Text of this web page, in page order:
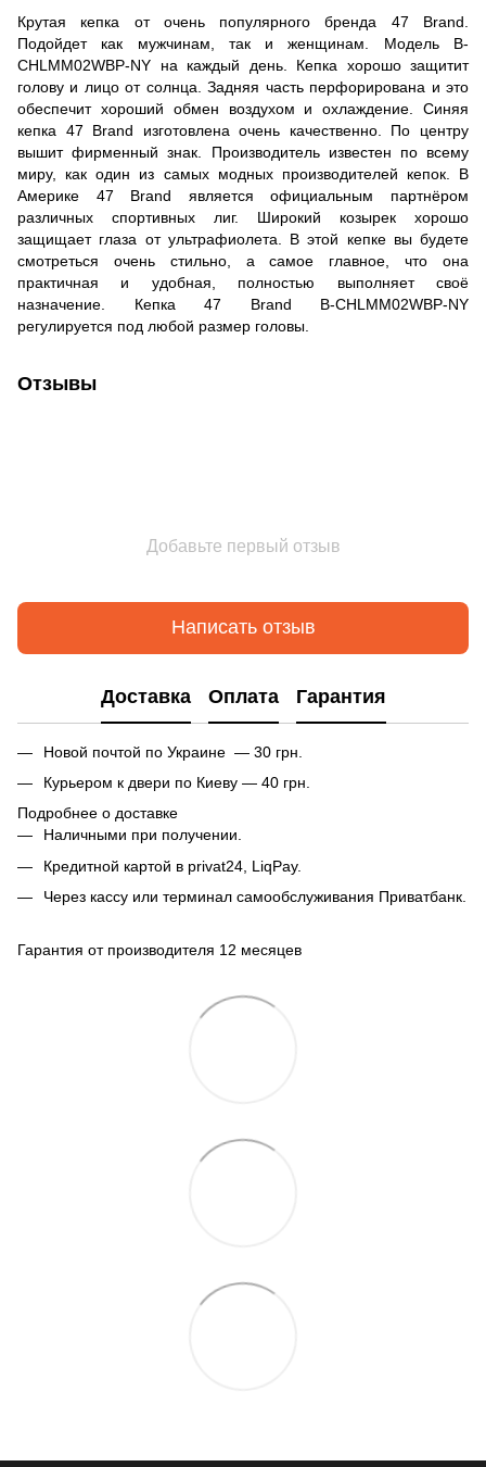
Крутая кепка от очень популярного бренда 47 Brand.
Подойдет как мужчинам, так и женщинам. Модель B-
CHLMM02WBP-NY на каждый день. Кепка хорошо защитит
голову и лицо от солнца. Задняя часть перфорирована и это
обеспечит хороший обмен воздухом и охлаждение. Синяя
кепка 47 Brand изготовлена очень качественно. По центру
вышит фирменный знак. Производитель известен по всему
миру, как один из самых модных производителей кепок. В
Америке 47 Brand является официальным партнёром
различных спортивных лиг. Широкий козырек хорошо
защищает глаза от ультрафиолета. В этой кепке вы будете
смотреться очень стильно, а самое главное, что она
практичная и удобная, полностью выполняет своё
назначение. Кепка 47 Brand B-CHLMM02WBP-NY
регулируется под любой размер головы.
Отзывы
Добавьте первый отзыв
Написать отзыв
Доставка Оплата Гарантия
Новой почтой по Украине — 30 грн.
Курьером к двери по Киеву — 40 грн.
Подробнее о доставке
Наличными при получении.
Кредитной картой в privat24, LiqPay.
Через кассу или терминал самообслуживания Приватбанк.
Гарантия от производителя 12 месяцев